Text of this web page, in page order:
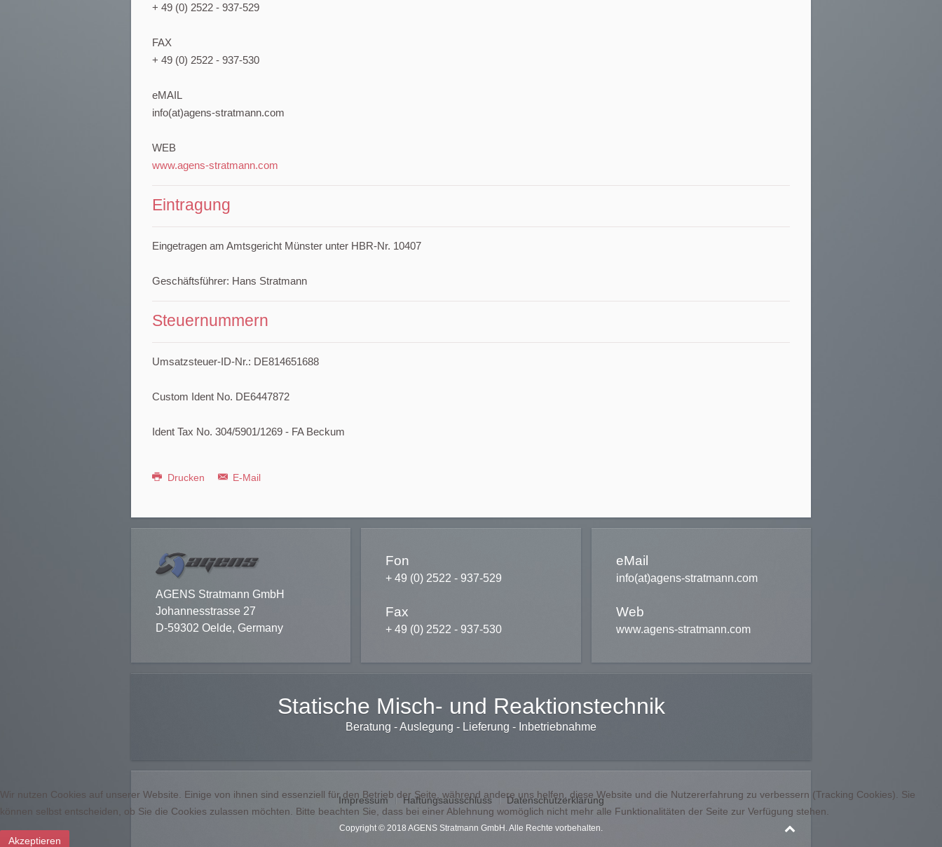
+ 49 (0) 2522 - 937-529
FAX
+ 49 (0) 2522 - 937-530
eMAIL
info(at)agens-stratmann.com
WEB
www.agens-stratmann.com
Eintragung
Eingetragen am Amtsgericht Münster unter HBR-Nr. 10407
Geschäftsführer: Hans Stratmann
Steuernummern
Umsatzsteuer-ID-Nr.: DE814651688
Custom Ident No. DE6447872
Ident Tax No. 304/5901/1269 - FA Beckum
Drucken E-Mail
AGENS Stratmann GmbH
Johannesstrasse 27
D-59302 Oelde, Germany
Fon
+ 49 (0) 2522 - 937-529
Fax
+ 49 (0) 2522 - 937-530
eMail
info(at)agens-stratmann.com
Web
www.agens-stratmann.com
Statische Misch- und Reaktionstechnik
Beratung - Auslegung - Lieferung - Inbetriebnahme
Impressum Haftungsausschluss Datenschutzerklärung
Copyright © 2018 AGENS Stratmann GmbH. Alle Rechte vorbehalten.
Wir nutzen Cookies auf unserer Website. Einige von ihnen sind essenziell für den Betrieb der Seite, während andere uns helfen, diese Website und die Nutzererfahrung zu verbessern (Tracking Cookies). Sie
können selbst entscheiden, ob Sie die Cookies zulassen möchten. Bitte beachten Sie, dass bei einer Ablehnung womöglich nicht mehr alle Funktionalitäten der Seite zur Verfügung stehen.
Akzeptieren